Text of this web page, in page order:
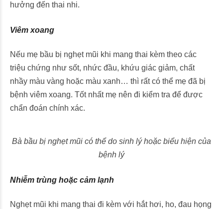
hưởng đến thai nhi.
Viêm xoang
Nếu mẹ bầu bị nghẹt mũi khi mang thai kèm theo các
triệu chứng như sốt, nhức đầu, khứu giác giảm, chất
nhầy màu vàng hoặc màu xanh… thì rất có thể mẹ đã bị
bệnh viêm xoang. Tốt nhất mẹ nên đi kiểm tra để được
chẩn đoán chính xác.
Bà bầu bị nghẹt mũi có thể do sinh lý hoặc biểu hiện của
bệnh lý
Nhiễm trùng hoặc cảm lạnh
Nghẹt mũi khi mang thai đi kèm với hắt hơi, ho, đau họng